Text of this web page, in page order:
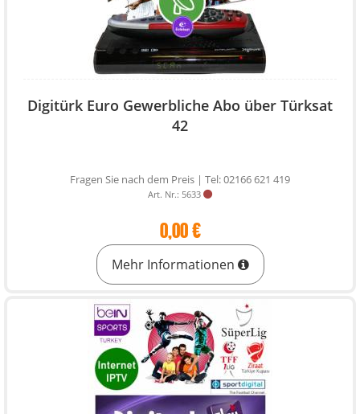
Digitürk Euro Gewerbliche Abo über Türksat
42
Fragen Sie nach dem Preis | Tel: 02166 621 419
Art. Nr.: 5633
0,00 €
Mehr Informationen